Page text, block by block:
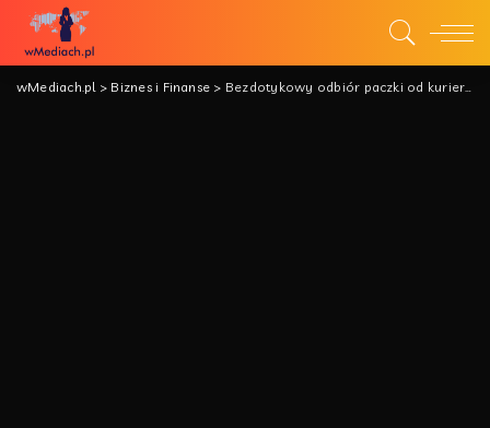
wMediach.pl> Biznes i Finanse > Bezdotykowy odbiór paczki od kuriera – wszystko, co musisz wiedzieć